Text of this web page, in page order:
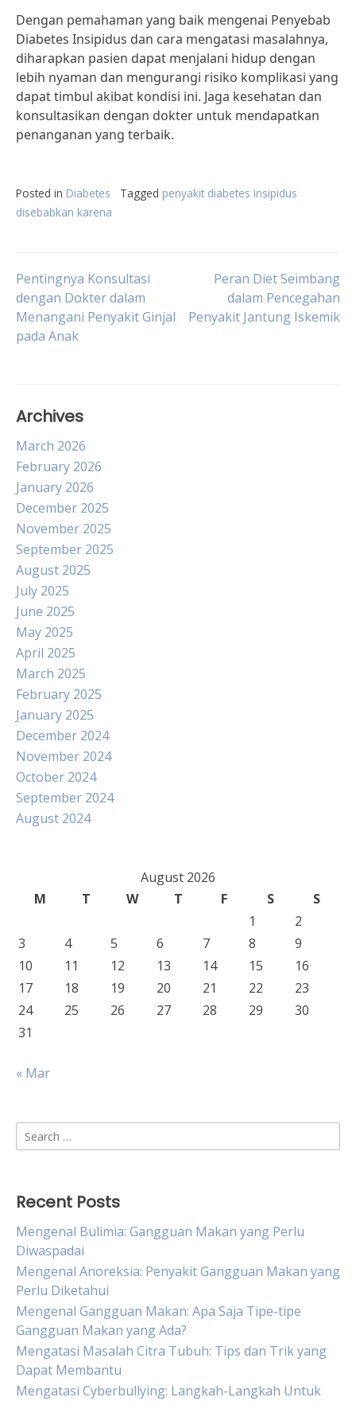
Dengan pemahaman yang baik mengenai Penyebab
Diabetes Insipidus dan cara mengatasi masalahnya,
diharapkan pasien dapat menjalani hidup dengan
lebih nyaman dan mengurangi risiko komplikasi yang
dapat timbul akibat kondisi ini. Jaga kesehatan dan
konsultasikan dengan dokter untuk mendapatkan
penanganan yang terbaik.
Posted in Diabetes Tagged penyakit diabetes insipidus
disebabkan karena
Post
navigation
Pentingnya Konsultasi
dengan Dokter dalam
Menangani Penyakit Ginjal
pada Anak
Peran Diet Seimbang
dalam Pencegahan
Penyakit Jantung Iskemik
Archives
March 2026
February 2026
January 2026
December 2025
November 2025
September 2025
August 2025
July 2025
June 2025
May 2025
April 2025
March 2025
February 2025
January 2025
December 2024
November 2024
October 2024
September 2024
August 2024
August 2026
M
T W T F S
S
1
2
3
4 5 6 7 8
9
10
11 12 13 14 15
16
17
18 19 20 21 22
23
24
25 26 27 28 29
30
31
« Mar
Search
for:
Recent Posts
Mengenal Bulimia: Gangguan Makan yang Perlu
Diwaspadai
Mengenal Anoreksia: Penyakit Gangguan Makan yang
Perlu Diketahui
Mengenal Gangguan Makan: Apa Saja Tipe-tipe
Gangguan Makan yang Ada?
Mengatasi Masalah Citra Tubuh: Tips dan Trik yang
Dapat Membantu
Mengatasi Cyberbullying: Langkah-Langkah Untuk